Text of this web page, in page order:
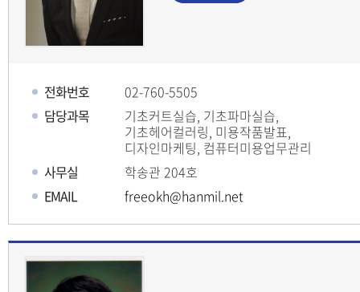
전화번호
02-760-5505
담당과목
기초커트실습, 기초파마실습,
기초헤어컬러링, 미용작품발표,
디자인마케팅, 컴퓨터미용업무관리
사무실
학송관 204호
EMAIL
freeokh@hanmil.net